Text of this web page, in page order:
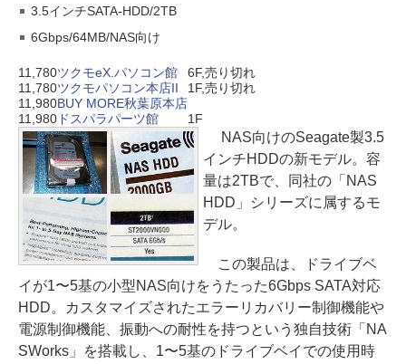
3.5インチSATA-HDD/2TB
6Gbps/64MB/NAS向け
11,780ツクモeX.パソコン館
6F,売り切れ
11,780ツクモパソコン本店II
1F,売り切れ
11,980BUY MORE秋葉原本店
11,980 ドスパラパーツ館 1F
NAS向けのSeagate製3.5
インチHDDの新モデル。容
量は2TBで、同社の「NAS
HDD」シリーズに属するモ
デル。
この製品は、ドライブベ
イが1〜5基の小型NAS向けをうたった6Gbps SATA対応
HDD。カスタマイズされたエラーリカバリー制御機能や
電源制御機能、振動への耐性を持つという独自技術「NA
SWorks」を搭載し、1〜5基のドライブベイでの使用時